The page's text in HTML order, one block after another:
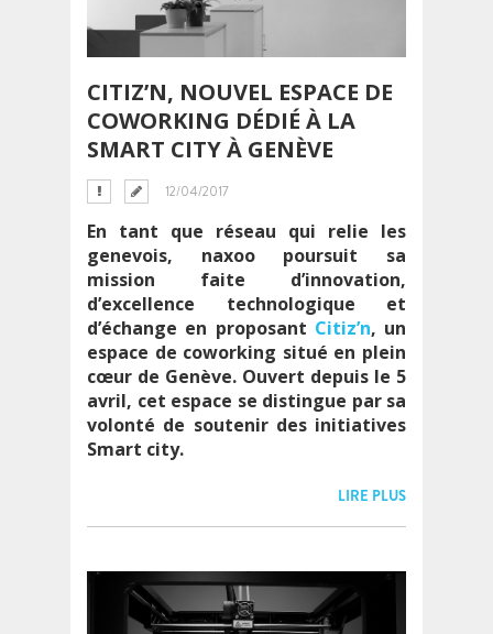
CITIZ’N, NOUVEL ESPACE DE
COWORKING DÉDIÉ À LA
SMART CITY À GENÈVE
12/04/2017
En tant que réseau qui relie les
genevois, naxoo poursuit sa
mission faite d’innovation,
d’excellence technologique et
d’échange en proposant Citiz’n, un
espace de coworking situé en plein
cœur de Genève. Ouvert depuis le 5
avril, cet espace se distingue par sa
volonté de soutenir des initiatives
Smart city.
LIRE PLUS